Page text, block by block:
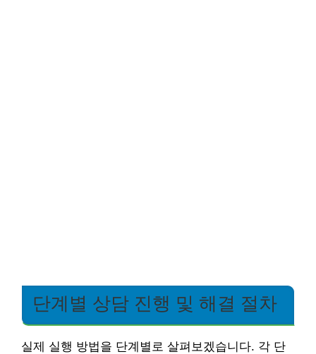
단계별 상담 진행 및 해결 절차
실제 실행 방법을 단계별로 살펴보겠습니다. 각 단